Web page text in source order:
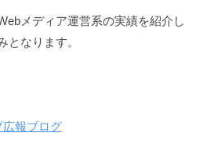
メディア運営系の実績を紹介し
となります。
報ブログ